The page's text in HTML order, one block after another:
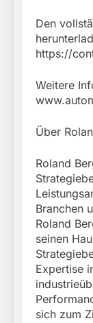
Den
https://
Weitere
Über
Roland
Branchen
Roland
seinen
Expertise
sich zum